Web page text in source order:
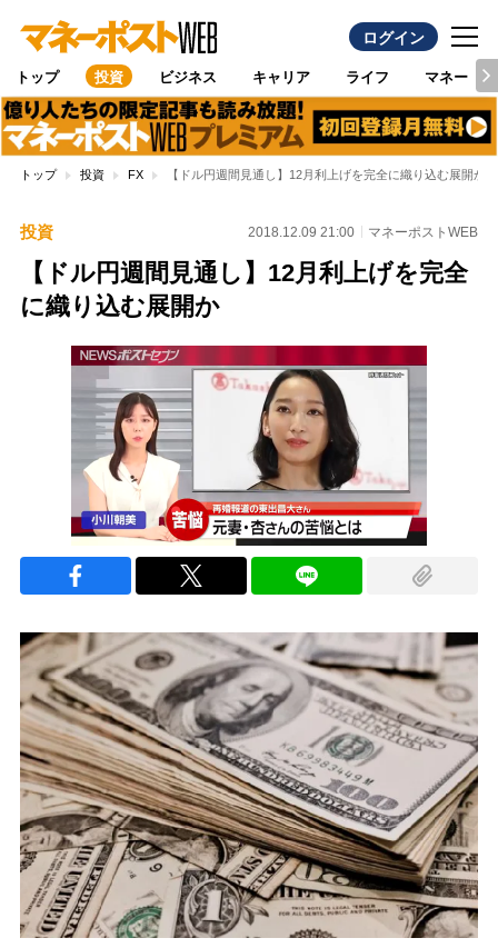
ログイン
トップ 投資 ビジネス キャリア ライフ マネー
トップ 投資 FX 【ドル円週間見通し】12月利上げを完全に織り込む展開か
投資 2018.12.09 21:00 マネーポストWEB
【ドル円週間見通し】12月利上げを完全
に織り込む展開か